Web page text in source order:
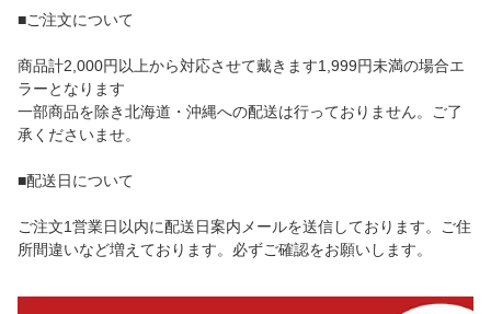
■ご注文について
商品計2,000円以上から対応させて戴きます1,999円未満の場合エ
ラーとなります
一部商品を除き北海道・沖縄への配送は行っておりません。ご了
承くださいませ。
■配送日について
ご注文1営業日以内に配送日案内メールを送信しております。ご住
所間違いなど増えております。必ずご確認をお願いします。